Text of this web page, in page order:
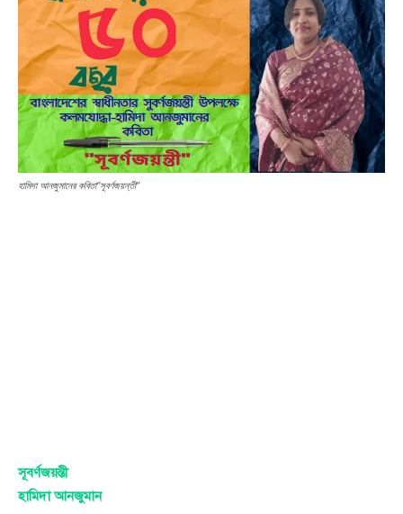
হামিদা আনজুমানের কবিতা“সূবর্ণজয়ন্তী”
সূবর্ণজয়ন্তী
হামিদা আনজুমান